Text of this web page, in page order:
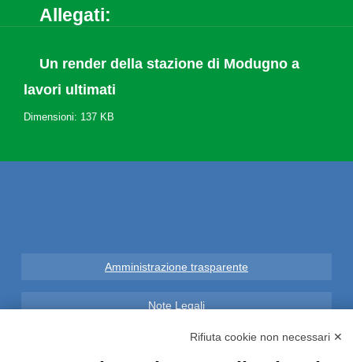
Allegati:
Un render della stazione di Modugno a
lavori ultimati
Dimensioni: 137 KB
Amministrazione trasparente
Note Legali
Privacy
Rifiuta cookie non necessari ✕